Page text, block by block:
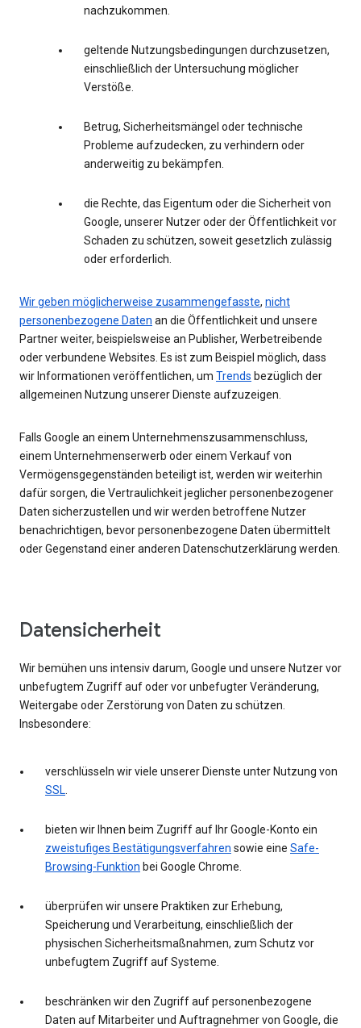
nachzukommen.
geltende Nutzungsbedingungen durchzusetzen,
einschließlich der Untersuchung möglicher
Verstöße.
Betrug, Sicherheitsmängel oder technische
Probleme aufzudecken, zu verhindern oder
anderweitig zu bekämpfen.
die Rechte, das Eigentum oder die Sicherheit von
Google, unserer Nutzer oder der Öffentlichkeit vor
Schaden zu schützen, soweit gesetzlich zulässig
oder erforderlich.
Wir geben möglicherweise zusammengefasste, nicht
personenbezogene Daten an die Öffentlichkeit und unsere
Partner weiter, beispielsweise an Publisher, Werbetreibende
oder verbundene Websites. Es ist zum Beispiel möglich, dass
wir Informationen veröffentlichen, um Trends bezüglich der
allgemeinen Nutzung unserer Dienste aufzuzeigen.
Falls Google an einem Unternehmenszusammenschluss,
einem Unternehmenserwerb oder einem Verkauf von
Vermögensgegenständen beteiligt ist, werden wir weiterhin
dafür sorgen, die Vertraulichkeit jeglicher personenbezogener
Daten sicherzustellen und wir werden betroffene Nutzer
benachrichtigen, bevor personenbezogene Daten übermittelt
oder Gegenstand einer anderen Datenschutzerklärung werden.
Datensicherheit
Wir bemühen uns intensiv darum, Google und unsere Nutzer vor
unbefugtem Zugriff auf oder vor unbefugter Veränderung,
Weitergabe oder Zerstörung von Daten zu schützen.
Insbesondere:
verschlüsseln wir viele unserer Dienste unter Nutzung von
SSL.
bieten wir Ihnen beim Zugriff auf Ihr Google-Konto ein
zweistufiges Bestätigungsverfahren sowie eine Safe-
Browsing-Funktion bei Google Chrome.
überprüfen wir unsere Praktiken zur Erhebung,
Speicherung und Verarbeitung, einschließlich der
physischen Sicherheitsmaßnahmen, zum Schutz vor
unbefugtem Zugriff auf Systeme.
beschränken wir den Zugriff auf personenbezogene
Daten auf Mitarbeiter und Auftragnehmer von Google, die